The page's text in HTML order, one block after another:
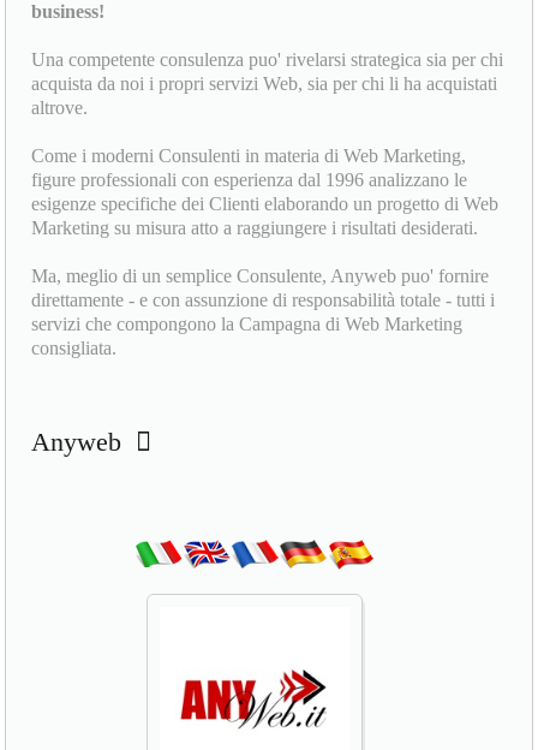
business!
Una competente consulenza puo' rivelarsi strategica sia per chi
acquista da noi i propri servizi Web, sia per chi li ha acquistati
altrove.
Come i moderni Consulenti in materia di Web Marketing,
figure professionali con esperienza dal 1996 analizzano le
esigenze specifiche dei Clienti elaborando un progetto di Web
Marketing su misura atto a raggiungere i risultati desiderati.
Ma, meglio di un semplice Consulente, Anyweb puo' fornire
direttamente - e con assunzione di responsabilità totale - tutti i
servizi che compongono la Campagna di Web Marketing
consigliata.
Anyweb